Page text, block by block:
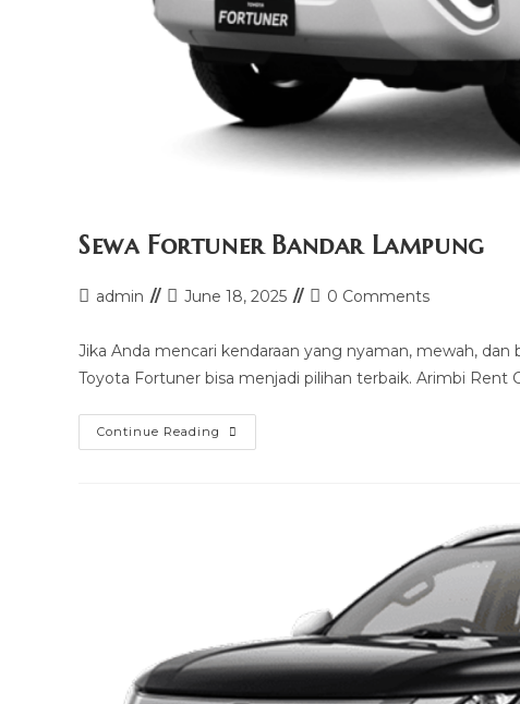
Sewa Fortuner Bandar Lampung
Postadmin
Post
modified:
June 18, 2025
Post0 Comments
Jika Anda mencari kendaraan yang nyaman, mewah,
Toyota Fortuner bisa menjadi pilihan terbaik. Arimbi
Continue Reading Sewa
Fortuner